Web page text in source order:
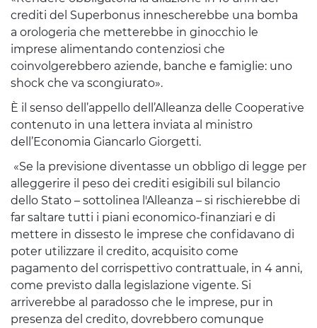
crediti del Superbonus innescherebbe una bomba
a orologeria che metterebbe in ginocchio le
imprese alimentando contenziosi che
coinvolgerebbero aziende, banche e famiglie: uno
shock che va scongiurato».
È il senso dell’appello dell’Alleanza delle Cooperative
contenuto in una lettera inviata al ministro
dell’Economia Giancarlo Giorgetti.
«Se la previsione diventasse un obbligo di legge per
alleggerire il peso dei crediti esigibili sul bilancio
dello Stato – sottolinea l'Alleanza – si rischierebbe di
far saltare tutti i piani economico-finanziari e di
mettere in dissesto le imprese che confidavano di
poter utilizzare il credito, acquisito come
pagamento del corrispettivo contrattuale, in 4 anni,
come previsto dalla legislazione vigente. Si
arriverebbe al paradosso che le imprese, pur in
presenza del credito, dovrebbero comunque